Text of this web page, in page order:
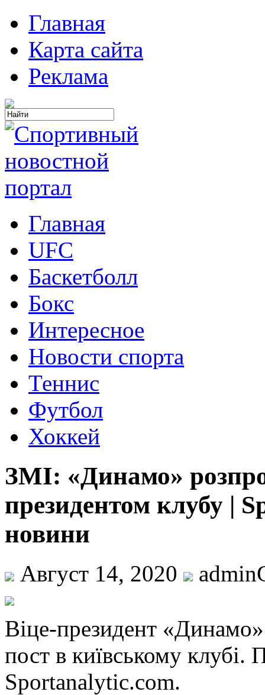
Главная
Карта сайта
Реклама
Главная
UFC
Баскетболл
Бокс
Интересное
Новости спорта
Теннис
Футбол
Хоккей
ЗМІ: «Динамо»
президентом клубу |
новини
Август 14, 2020
Віцe-прeзидeнт
пост в київському клубі.
Sportanalytic.com.